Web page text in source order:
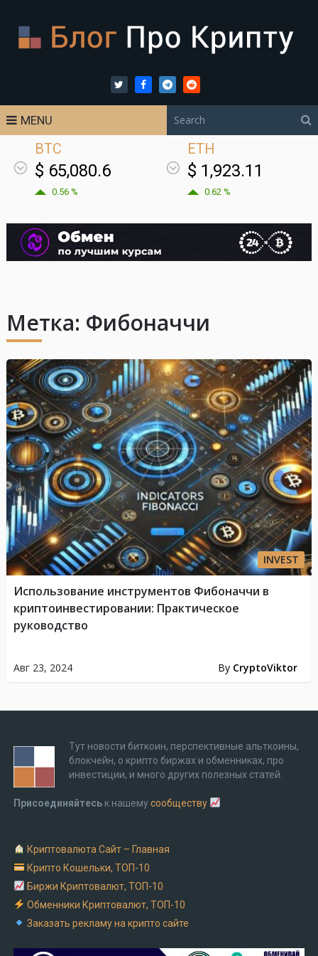
MENU
BTC
$ 65,080.6
0.56 %
ETH
$ 1,923.11
0.62 %
Метка: Фибоначчи
INVEST
Авг 23, 2024 By CryptoViktor
Использование инструментов Фибоначчи в
криптоинвестировании: Практическое
руководство
Тут новости биткоин, перспективные альткоины,
блокчейн, о крипто биржах и обменниках, про
инвестиции, и много других полезных статей.
Присоединяйтесь к нашемусообществу
Криптовалюта Cайт – Главная
Крипто Кошельки, ТОП-10
Биржи Криптовалют, ТОП-10
Обменники Криптовалют, ТОП-10
Заказать рекламу на крипто сайте